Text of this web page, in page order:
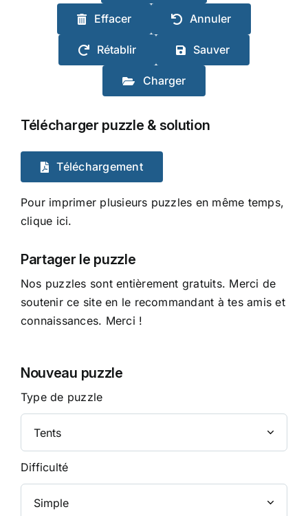
Effacer Annuler
Rétablir Sauver
Charger
Télécharger puzzle & solution
Téléchargement
Pour imprimer plusieurs puzzles en même temps,
clique ici.
Partager le puzzle
Nos puzzles sont entièrement gratuits. Merci de
soutenir ce site en le recommandant à tes amis et
connaissances. Merci !
Nouveau puzzle
Type de puzzle
Difficulté